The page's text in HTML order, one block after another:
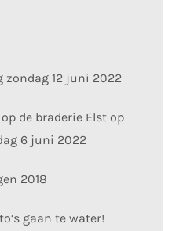
zondag 12 juni 2022
de braderie Elst op
6 juni 2022
2018
gaan te water!